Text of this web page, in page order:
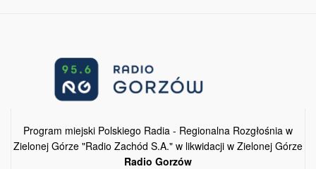
Program miejski Polskiego Radia - Regionalna Rozgłośnia w
Zielonej Górze "Radio Zachód S.A." w likwidacji w Zielonej Górze
Radio Gorzów